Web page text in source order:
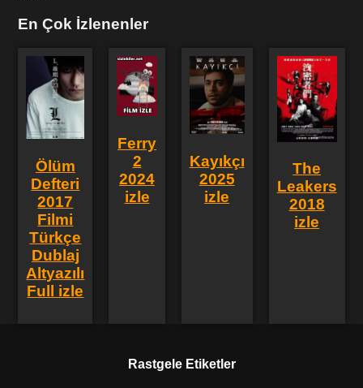
En Çok İzlenenler
Ölüm
Defteri
2017
Filmi
Türkçe
Dublaj
Altyazılı
Full izle
Ferry
2
2024
izle
Kayıkçı
2025
izle
The
Leakers
2018
izle
Rastgele Etiketler